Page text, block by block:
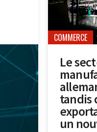
COMMERCE
Le
tandis
un